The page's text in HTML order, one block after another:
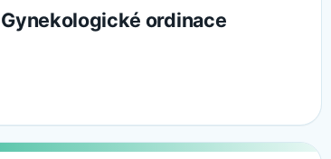
Gynekologické ordinace